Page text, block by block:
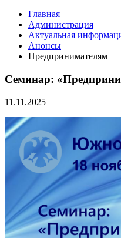
Главная
Администрация
Актуальная
Анонсы
Предпринимателям
Семинар:
11.11.2025